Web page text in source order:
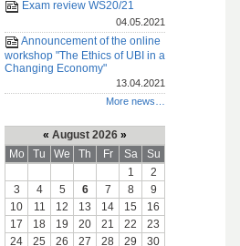
Exam review WS20/21
04.05.2021
Announcement of the online
workshop "The Ethics of UBI in a
Changing Economy"
13.04.2021
More news…
« August 2026 »
Mo
Tu We Th Fr Sa
Su
1
2
3
4 5 6 7 8
9
10
11 12 13 14 15
16
17
18 19 20 21 22
23
24
25 26 27 28 29 30